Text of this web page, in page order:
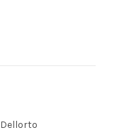
Dellorto